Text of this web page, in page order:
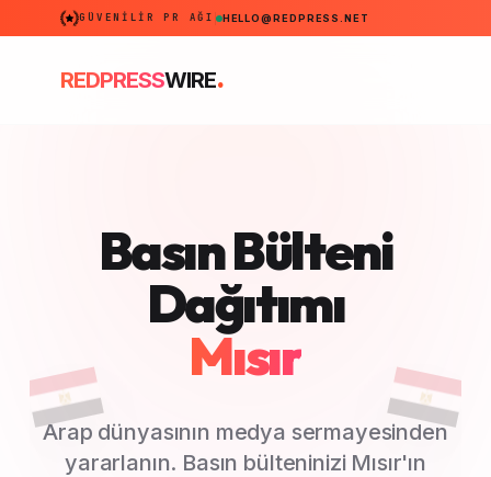
GÜVENILIR PR AĞI HELLO@REDPRESS.NET
REDPRESSWIRE.
Basın Bülteni
Dağıtımı
Mısır
Arap dünyasının medya sermayesinden
yararlanın. Basın bülteninizi Mısır'ın